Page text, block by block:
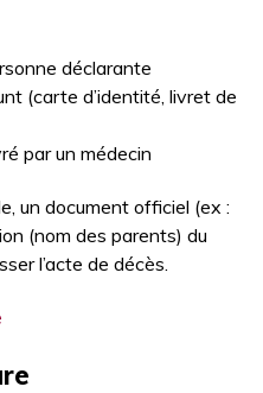
déclarante
(carte d’identité, livret de
par un médecin
un document officiel (ex :
(nom des parents) du
l’acte de décès.